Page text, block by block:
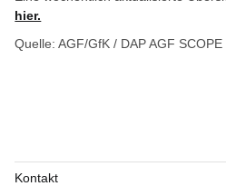
hier.
Quelle: AGF/GfK / DAP AGF
Kontakt